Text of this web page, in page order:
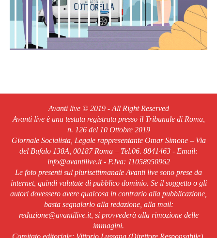
Avanti live © 2019 - All Right Reserved
Avanti live è una testata registrata presso il Tribunale di Roma,
n. 126 del 10 Ottobre 2019
Giornale Socialista, Legale rappresentante Omar Simone – Via
del Bufalo 138A, 00187 Roma – Tel.06. 8841463 - Email:
info@avantilive.it - P.Iva: 11058950962
Le foto presenti sul plurisettimanale Avanti live sono prese da
internet, quindi valutate di pubblico dominio. Se il soggetto o gli
autori dovessero avere qualcosa in contrario alla pubblicazione,
basta segnalarlo alla redazione, alla mail:
redazione@avantilive.it, si provvederà alla rimozione delle
immagini.
Comitato editoriale: Vittorio Lussana (Direttore Responsabile).